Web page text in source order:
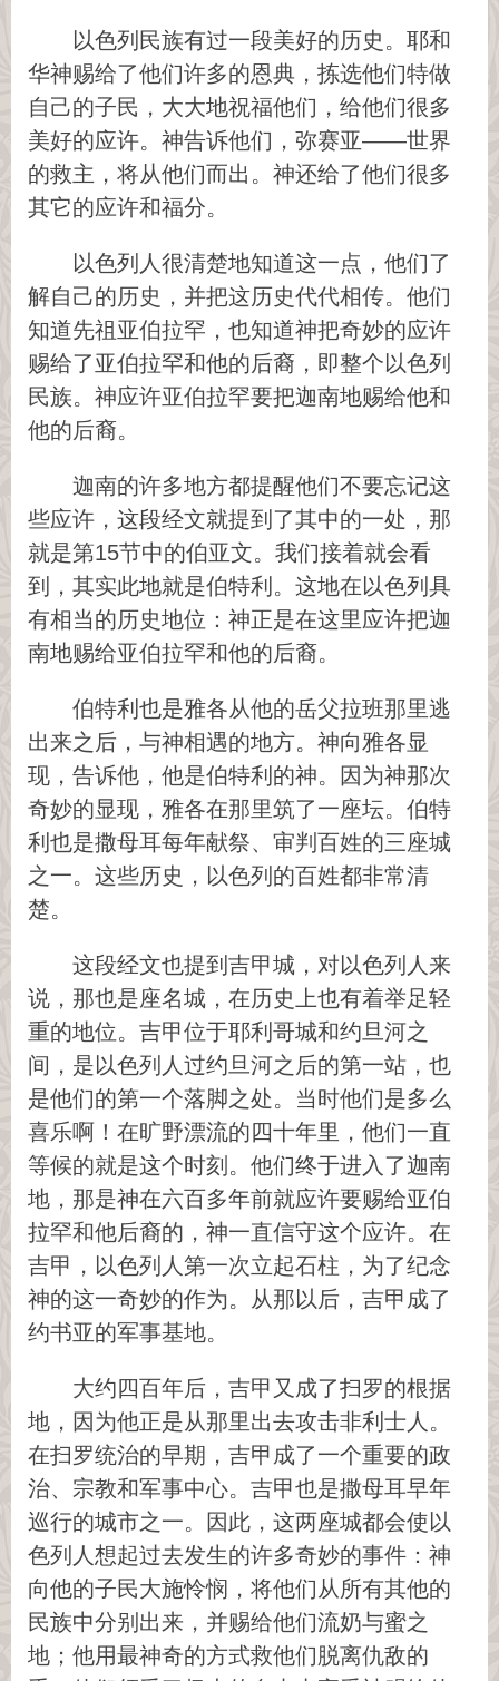
以色列民族有过一段美好的历史。耶和
华神赐给了他们许多的恩典，拣选他们特做
自己的子民，大大地祝福他们，给他们很多
美好的应许。神告诉他们，弥赛亚——世界
的救主，将从他们而出。神还给了他们很多
其它的应许和福分。
以色列人很清楚地知道这一点，他们了
解自己的历史，并把这历史代代相传。他们
知道先祖亚伯拉罕，也知道神把奇妙的应许
赐给了亚伯拉罕和他的后裔，即整个以色列
民族。神应许亚伯拉罕要把迦南地赐给他和
他的后裔。
迦南的许多地方都提醒他们不要忘记这
些应许，这段经文就提到了其中的一处，那
就是第15节中的伯亚文。我们接着就会看
到，其实此地就是伯特利。这地在以色列具
有相当的历史地位：神正是在这里应许把迦
南地赐给亚伯拉罕和他的后裔。
伯特利也是雅各从他的岳父拉班那里逃
出来之后，与神相遇的地方。神向雅各显
现，告诉他，他是伯特利的神。因为神那次
奇妙的显现，雅各在那里筑了一座坛。伯特
利也是撒母耳每年献祭、审判百姓的三座城
之一。这些历史，以色列的百姓都非常清
楚。
这段经文也提到吉甲城，对以色列人来
说，那也是座名城，在历史上也有着举足轻
重的地位。吉甲位于耶利哥城和约旦河之
间，是以色列人过约旦河之后的第一站，也
是他们的第一个落脚之处。当时他们是多么
喜乐啊！在旷野漂流的四十年里，他们一直
等候的就是这个时刻。他们终于进入了迦南
地，那是神在六百多年前就应许要赐给亚伯
拉罕和他后裔的，神一直信守这个应许。在
吉甲，以色列人第一次立起石柱，为了纪念
神的这一奇妙的作为。从那以后，吉甲成了
约书亚的军事基地。
大约四百年后，吉甲又成了扫罗的根据
地，因为他正是从那里出去攻击非利士人。
在扫罗统治的早期，吉甲成了一个重要的政
治、宗教和军事中心。吉甲也是撒母耳早年
巡行的城市之一。因此，这两座城都会使以
色列人想起过去发生的许多奇妙的事件：神
向他的子民大施怜悯，将他们从所有其他的
民族中分别出来，并赐给他们流奶与蜜之
地；他用最神奇的方式救他们脱离仇敌的